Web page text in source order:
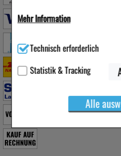
Mehr Information
für die Grundfunktionen unserer
verzichtet werden kann.
Einkaufserlebnis noch
beispielsweise für die
Spracheinstellung) anzupassen.
es uns auch auf Ihre Bedürfnisse
anzuzeigen und unser
Technisch erforderlich
Statistik & Tracking
Alle